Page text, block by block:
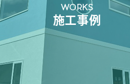
WORKS
施工事例